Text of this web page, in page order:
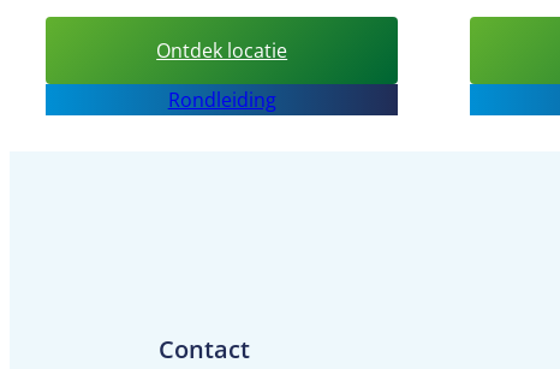
Ontdek locatie:
BSO
de
Rondleiding
Contact